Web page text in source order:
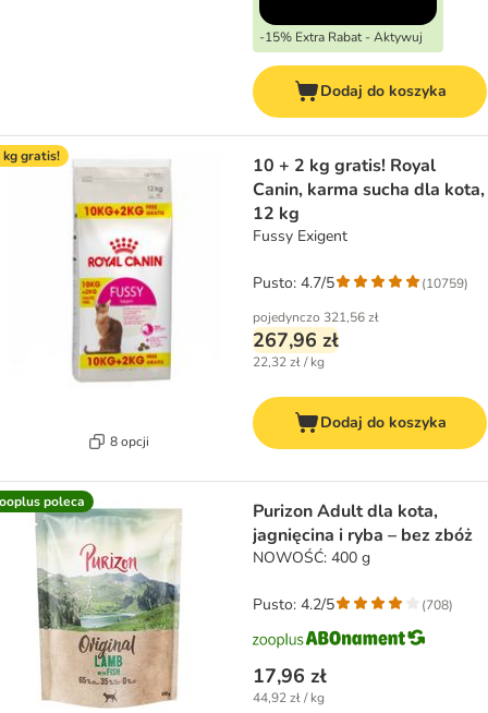
-15% Extra Rabat - Aktywuj
Dodaj do koszyka
kg gratis!
8 opcji
10 + 2 kg gratis! Royal
Canin, karma sucha dla kota,
12 kg
Fussy Exigent
pojedynczo 321,56 zł
267,96 zł
22,32 zł / kg
Pusto: 4.7/5 (10759)
Dodaj do koszyka
poleca
Purizon Adult dla kota,
jagnięcina i ryba – bez zbóż
NOWOŚĆ: 400 g
17,96 zł
44,92 zł / kg
Pusto: 4.2/5 (708)